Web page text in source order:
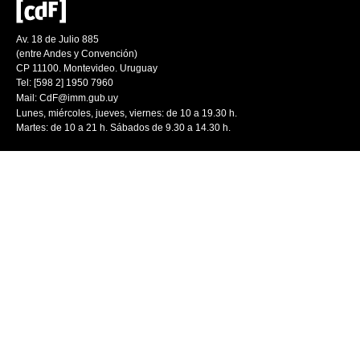
Av. 18 de Julio 885
(entre Andes y Convención)
CP 11100. Montevideo. Uruguay
Tel: [598 2] 1950 7960
Mail: CdF@imm.gub.uy
Lunes, miércoles, jueves, viernes: de 10 a 19.30 h.
Martes: de 10 a 21 h. Sábados de 9.30 a 14.30 h.